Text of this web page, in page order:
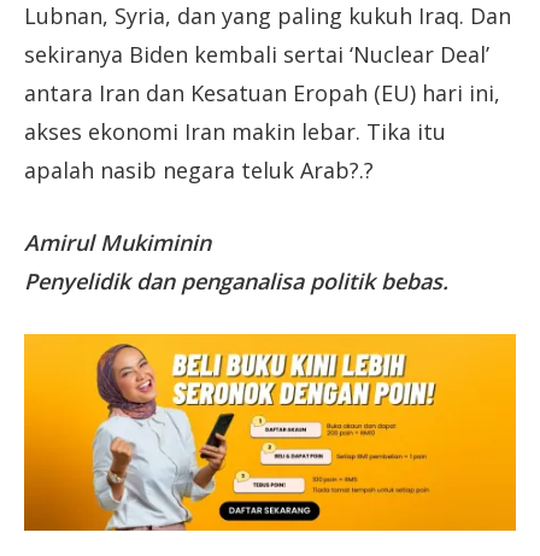
Lubnan, Syria, dan yang paling kukuh Iraq. Dan
sekiranya Biden kembali sertai ‘Nuclear Deal’
antara Iran dan Kesatuan Eropah (EU) hari ini,
akses ekonomi Iran makin lebar. Tika itu
apalah nasib negara teluk Arab?.?
Amirul Mukiminin
Penyelidik dan penganalisa politik bebas.